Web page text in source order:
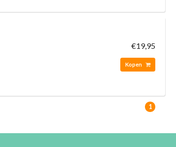
€19,95
Kopen
1